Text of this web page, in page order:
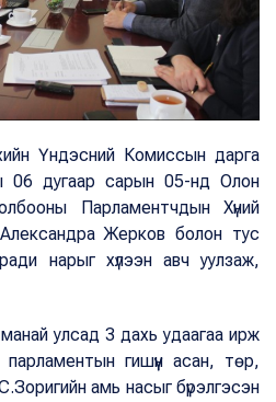
Үндэсний Комиссын дарга
дугаар сарын 05-нд Олон
Парламентчдын Хүний
Жерков болон тус
нарыг хүлээн авч уулзаж,
улсад 3 дахь удаагаа ирж
гишүүн асан, төр,
амь насыг бүрэлгэсэн